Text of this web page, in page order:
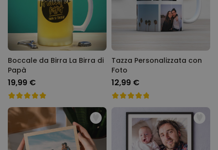
Boccale da Birra La Birra di
Papà
19,99 €
Tazza Personalizzata con
Foto
12,99 €